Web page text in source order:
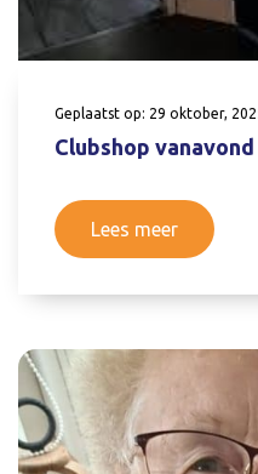
Geplaatst op: 29 oktober,
Clubshop
Lees meer